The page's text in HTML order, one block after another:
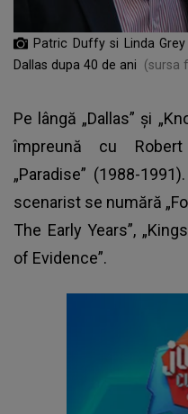
Patric Duffy si Linda
Dallas dupa 40 de ani
(sursa
Pe lângă „Dallas” şi
împreună cu
„Paradise” (1988-
scenarist se numără
The Early Years”,
of Evidence”.